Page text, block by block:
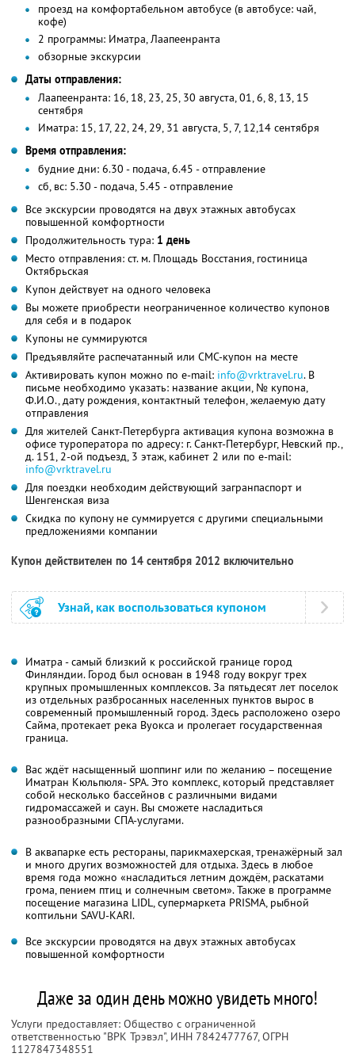
проезд на комфортабельном автобусе (в автобусе: чай,
кофе)
2 программы: Иматра, Лаапеенранта
обзорные экскурсии
Даты отправления:
Лаапеенранта: 16, 18, 23, 25, 30 августа, 01, 6, 8, 13, 15
сентября
Иматра: 15, 17, 22, 24, 29, 31 августа, 5, 7, 12,14 сентября
Время отправления:
будние дни: 6.30 - подача, 6.45 - отправление
сб, вс: 5.30 - подача, 5.45 - отправление
Все экскурсии проводятся на двух этажных автобусах
повышенной комфортности
Продолжительность тура: 1 день
Место отправления: ст. м. Площадь Восстания, гостиница
Октябрьская
Купон действует на одного человека
Вы можете приобрести неограниченное количество купонов
для себя и в подарок
Купоны не суммируются
Предъявляйте распечатанный или СМС-купон на месте
Активировать купон можно по e-mail: info@vrktravel.ru. В
письме необходимо указать: название акции, № купона,
Ф.И.О., дату рождения, контактный телефон, желаемую дату
отправления
Для жителей Санкт-Петербурга активация купона возможна в
офисе туроператора по адресу: г. Санкт-Петербург, Невский пр.,
д. 151, 2-ой подъезд, 3 этаж, кабинет 2 или по e-mail:
info@vrktravel.ru
Для поездки необходим действующий загранпаспорт и
Шенгенская виза
Скидка по купону не суммируется с другими специальными
предложениями компании
Купон действителен по 14 сентября 2012 включительно
Узнай, как воспользоваться купоном
Иматра - самый близкий к российской границе город
Финляндии. Город был основан в 1948 году вокруг трех
крупных промышленных комплексов. За пятьдесят лет поселок
из отдельных разбросанных населенных пунктов вырос в
современный промышленный город. Здесь расположено озеро
Сайма, протекает река Вуокса и пролегает государственная
граница.
Вас ждёт насыщенный шоппинг или по желанию – посещение
Иматран Кюльпюля- SPA. Это комплекс, который представляет
собой несколько бассейнов с различными видами
гидромассажей и саун. Вы сможете насладиться
разнообразными СПА-услугами.
В аквапарке есть рестораны, парикмахерская, тренажёрный зал
и много других возможностей для отдыха. Здесь в любое
время года можно «насладиться летним дождём, раскатами
грома, пением птиц и солнечным светом». Также в программе
посещение магазина LIDL, супермаркета PRISMA, рыбной
коптильни SAVU-KARI.
Все экскурсии проводятся на двух этажных автобусах
повышенной комфортности
Даже за один день можно увидеть много!
Услуги предоставляет: Общество с ограниченной
ответственностью "ВРК Трэвэл", ИНН 7842477767, ОГРН
1127847348551